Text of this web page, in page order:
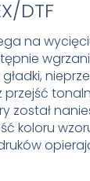
DTF
na
został
koloru